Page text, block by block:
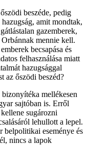
beszéde, pedig
amit mondtak,
gazemberek,
mennie kell.
becsapása és
felhasználása miatt
hazugsággal
az őszödi beszéd?
mellékesen
sajtóban is. Erről
sugározni
lehullott a lepel.
belpolitikai eseménye és
nincs a lapok